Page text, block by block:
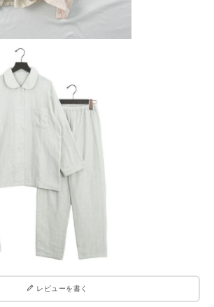
レビューを書く